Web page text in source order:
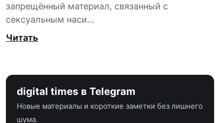
запрещённый материал, связанный с
сексуальным наси…
Читать
digital times в Telegram
Новые материалы и короткие заметки без лишнего
шума.